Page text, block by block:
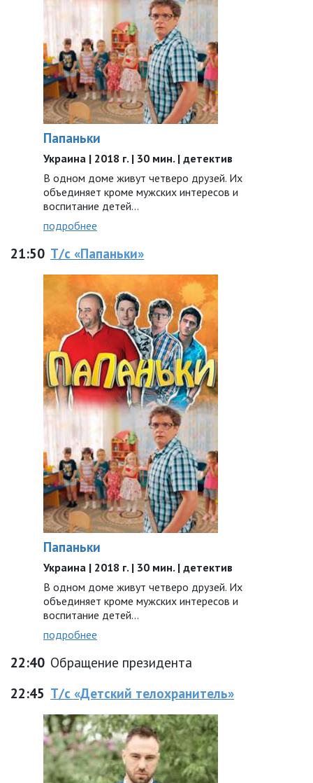
Папаньки
Украина | 2018 г. | 30 мин. | детектив
В одном доме живут четверо друзей. Их
объединяет кроме мужских интересов и
воспитание детей…
подробнее
21:50 Т/с «Папаньки»
Папаньки
Украина | 2018 г. | 30 мин. | детектив
В одном доме живут четверо друзей. Их
объединяет кроме мужских интересов и
воспитание детей…
подробнее
22:40 Обращение президента
22:45 Т/с «Детский телохранитель»